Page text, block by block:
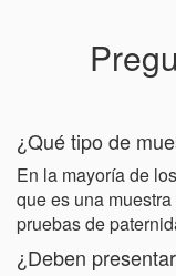
¿Qué tipo de
En la mayoría de
que es una
pruebas de
¿Deben